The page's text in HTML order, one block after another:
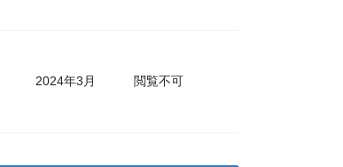
2024年3月 閲覧不可